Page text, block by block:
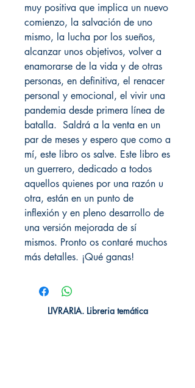
muy positiva que implica un nuevo
comienzo, la salvación de uno
mismo, la lucha por los sueños,
alcanzar unos objetivos, volver a
enamorarse de la vida y de otras
personas, en definitiva, el renacer
personal y emocional, el vivir una
pandemia desde primera línea de
batalla. Saldrá a la venta en un
par de meses y espero que como a
mí, este libro os salve. Este libro es
un guerrero, dedicado a todos
aquellos quienes por una razón u
otra, están en un punto de
inflexión y en pleno desarrollo de
una versión mejorada de sí
mismos. Pronto os contaré muchos
más detalles. ¡Qué ganas!
LIVRARIA. Libreria temática